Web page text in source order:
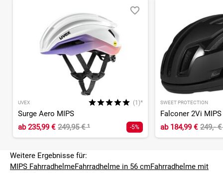
UVEX (1)*
Surge Aero MIPS
ab235,99 € 249,95 €¹ -5%
SWEET PROTECTION
Falconer 2Vi MIPS
ab184,99 € 249,- €
Weitere Ergebnisse für:
MIPS FahrradhelmeFahrradhelme in 56 cmFahrradhelme mit